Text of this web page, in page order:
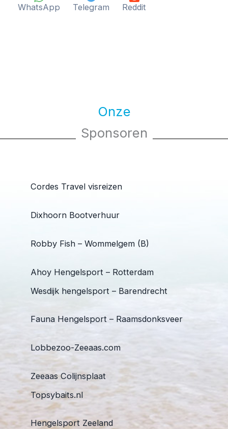
WhatsApp Telegram Reddit
Onze
Sponsoren
Cordes Travel visreizen
Dixhoorn Bootverhuur
Robby Fish – Wommelgem (B)
Ahoy Hengelsport – Rotterdam
Wesdijk hengelsport – Barendrecht
Fauna Hengelsport – Raamsdonksveer
Lobbezoo-Zeeaas.com
Zeeaas Colijnsplaat
Topsybaits.nl
Hengelsport Zeeland